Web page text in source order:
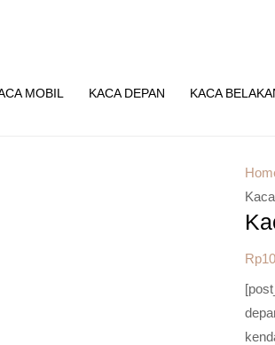
MOBIL KACA DEPAN KACA
Rp